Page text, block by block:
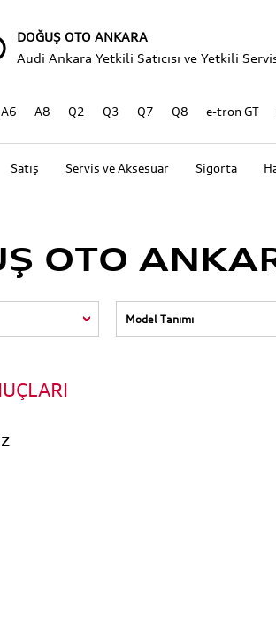
DOĞUŞ OTO ANKARA
Audi Ankara Yetkili Satıcısı ve Yetkili
A6 A8 Q2 Q3 Q7 Q8 e-tron GT
Satış Servis ve Aksesuar Sigorta
OTO